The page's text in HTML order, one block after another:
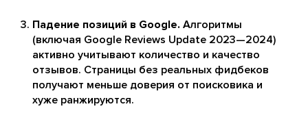
Падение позиций в Google. Алгоритмы
(включая Google Reviews Update 2023—2024)
активно учитывают количество и качество
отзывов. Страницы без реальных фидбеков
получают меньше доверия от поисковика и
хуже ранжируются.